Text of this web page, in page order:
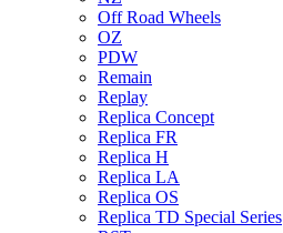
Off Road Wheels
OZ
PDW
Remain
Replay
Replica Concept
Replica FR
Replica H
Replica LA
Replica OS
Replica TD Special Series